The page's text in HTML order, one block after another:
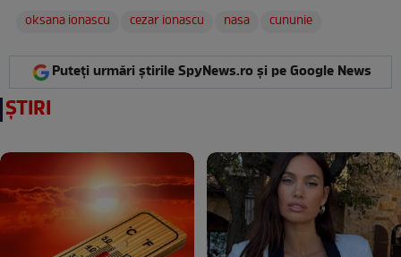
oksana ionascu
cezar ionascu nasa cununie
Puteți urmări știrile SpyNews.ro și pe Google News
ȘTIRI